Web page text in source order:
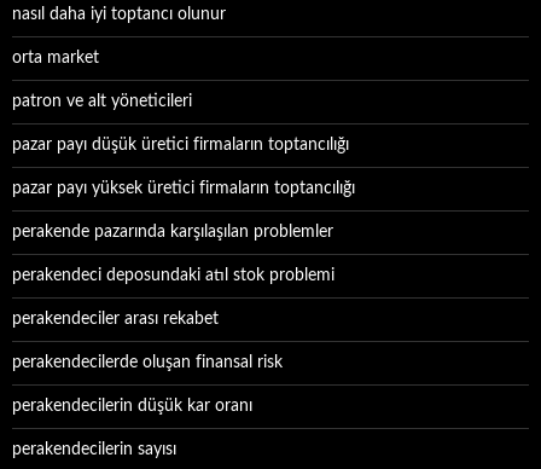
nasıl daha iyi toptancı olunur
orta market
patron ve alt yöneticileri
pazar payı düşük üretici firmaların toptancılığı
pazar payı yüksek üretici firmaların toptancılığı
perakende pazarında karşılaşılan problemler
perakendeci deposundaki atıl stok problemi
perakendeciler arası rekabet
perakendecilerde oluşan finansal risk
perakendecilerin düşük kar oranı
perakendecilerin sayısı